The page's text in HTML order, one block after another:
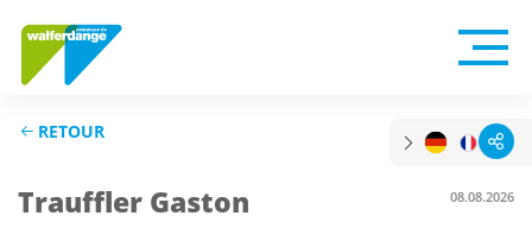
RETOUR
Trauffler Gaston 08.08.2026